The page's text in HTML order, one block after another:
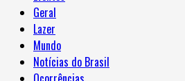
Geral
Lazer
Mundo
Notícias do Brasil